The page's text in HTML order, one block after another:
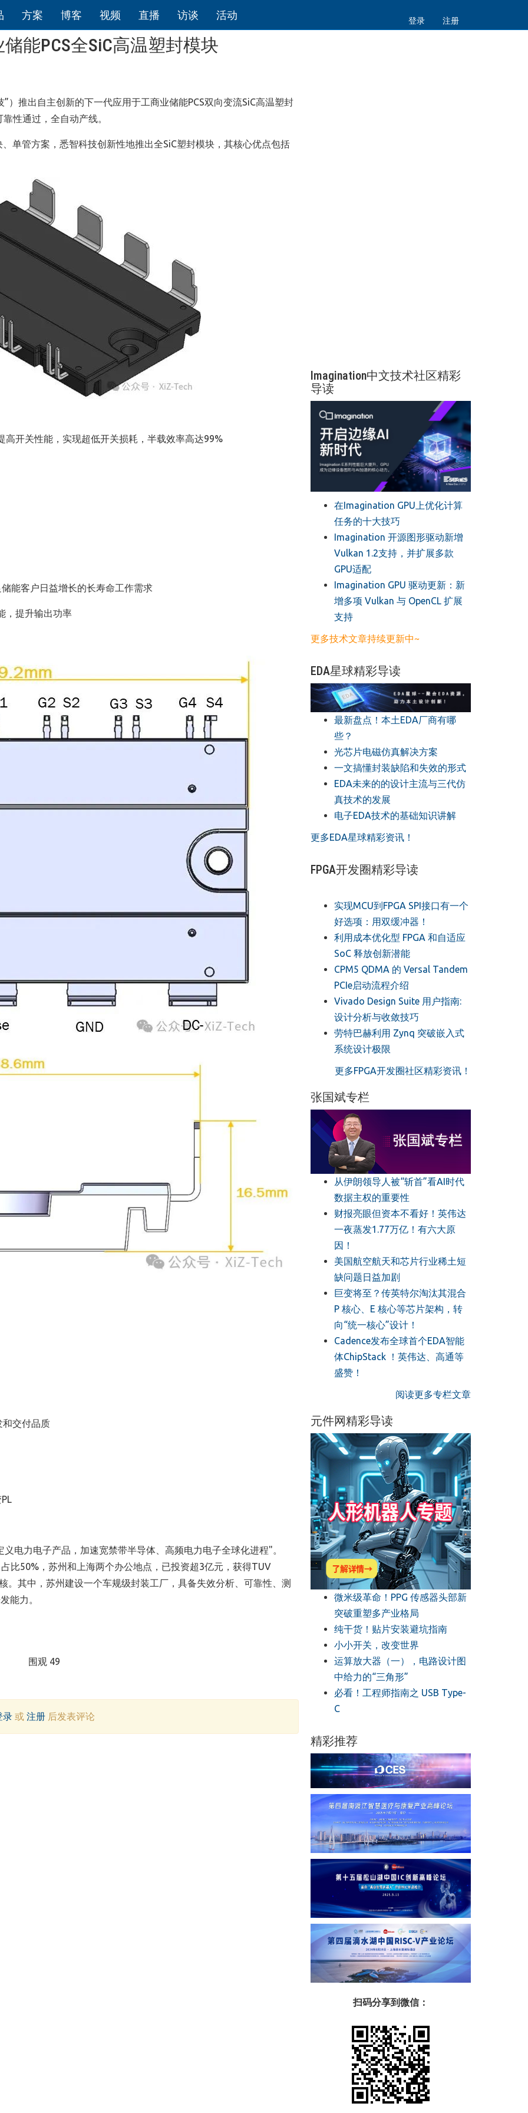
方案 博客 视频 直播 访谈 活动 登录 注册
能PCS全SiC高温塑封模块
）推出自主创新的下一代应用于工商业储能PCS双向变流SiC高温塑封
性通过，全自动产线。
单管方案，悉智科技创新性地推出全SiC塑封模块，其核心优点包括
⾼开关性能，实现超低开关损耗，半载效率高达99%
能客户日益增长的长寿命工作需求
，提升输出功率
交付品质
电力电子产品，加速宽禁带半导体、高频电力电子全球化进程"。
比50%，苏州和上海两个办公地点，已投资超3亿元，获得TUV
。其中，苏州建设一个车规级封装工厂，具备失效分析、可靠性、测
能力。
围观 49
录 或注册 后发表评论
Imagination中文技术社区精彩
导读
在Imagination GPU上优化计算
任务的十大技巧
​Imagination 开源图形驱动新增
Vulkan 1.2支持，并扩展多款
GPU适配
​Imagination GPU 驱动更新：新
增多项 Vulkan 与 OpenCL 扩展
支持
更多技术文章持续更新中~
EDA星球精彩导读
最新盘点！本土EDA厂商有哪
些？
光芯片电磁仿真解决方案
一文搞懂封装缺陷和失效的形式
EDA未来的的设计主流与三代仿
真技术的发展
电子EDA技术的基础知识讲解
更多EDA星球精彩资讯！
FPGA开发圈精彩导读
实现MCU到FPGA SPI接口有一个
好选项：用双缓冲器！
利用成本优化型 FPGA 和自适应
SoC 释放创新潜能
CPM5 QDMA 的 Versal Tandem
PCIe启动流程介绍
Vivado Design Suite 用户指南:
设计分析与收敛技巧
劳特巴赫利用 Zynq 突破嵌入式
系统设计极限
更多FPGA开发圈社区精彩资讯！
张国斌专栏
从伊朗领导人被“斩首”看AI时代
数据主权的重要性
财报亮眼但资本不看好！英伟达
一夜蒸发1.77万亿！有六大原
因！
美国航空航天和芯片行业稀土短
缺问题日益加剧
巨变将至？传英特尔淘汰其混合
P 核心、E 核心等芯片架构，转
向“统一核心”设计！
Cadence发布全球首个EDA智能
体ChipStack ！英伟达、高通等
盛赞！
阅读更多专栏文章
元件网精彩导读
微米级革命！PPG 传感器头部新
突破重塑多产业格局
纯干货！贴片安装避坑指南
小小开关，改变世界
运算放大器（一），电路设计图
中给力的“三角形”
必看！工程师指南之 USB Type-
C
精彩推荐
扫码分享到微信：